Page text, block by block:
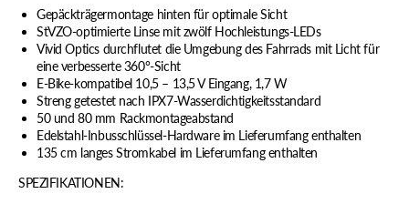
Gepäckträgermontage hinten für optimale Sicht
StVZO-optimierte Linse mit zwölf Hochleistungs-LEDs
Vivid Optics durchflutet die Umgebung des Fahrrads mit Licht für
eine verbesserte 360°-Sicht
E-Bike-kompatibel 10,5 – 13,5 V Eingang, 1,7 W
Streng getestet nach IPX7-Wasserdichtigkeitsstandard
50 und 80 mm Rackmontageabstand
Edelstahl-Inbusschlüssel-Hardware im Lieferumfang enthalten
135 cm langes Stromkabel im Lieferumfang enthalten
SPEZIFIKATIONEN: